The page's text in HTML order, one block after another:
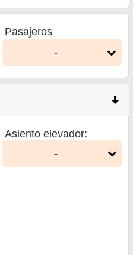
Pasajeros
-
Asiento elevador:
-